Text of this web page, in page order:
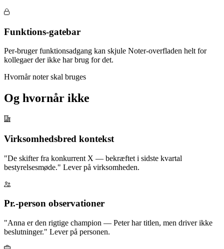
Funktions-gatebar
Per-bruger funktionsadgang kan skjule Noter-overfladen helt for
kollegaer der ikke har brug for det.
Hvornår noter skal bruges
Og hvornår ikke
Virksomhedsbred kontekst
"De skifter fra konkurrent X — bekræftet i sidste kvartal
bestyrelsesmøde." Lever på virksomheden.
Pr.-person observationer
"Anna er den rigtige champion — Peter har titlen, men driver ikke
beslutninger." Lever på personen.